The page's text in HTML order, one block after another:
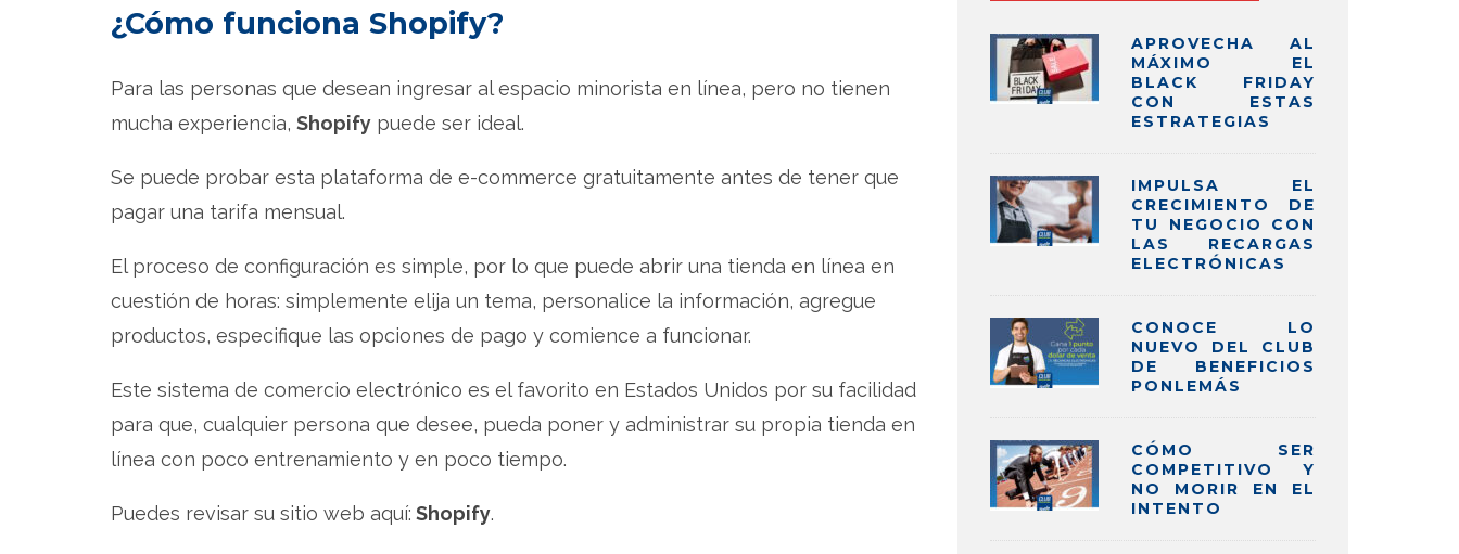
¿Cómo funciona Shopify?
Para las personas que desean ingresar al espacio minorista en línea, pero no tienen
mucha experiencia, Shopify puede ser ideal.
Se puede probar esta plataforma de e-commerce gratuitamente antes de tener que
pagar una tarifa mensual.
El proceso de configuración es simple, por lo que puede abrir una tienda en línea en
cuestión de horas: simplemente elija un tema, personalice la información, agregue
productos, especifique las opciones de pago y comience a funcionar.
Este sistema de comercio electrónico es el favorito en Estados Unidos por su facilidad
para que, cualquier persona que desee, pueda poner y administrar su propia tienda en
línea con poco entrenamiento y en poco tiempo.
Puedes revisar su sitio web aquí: Shopify.
APROVECHA AL
MÁXIMO EL
BLACK FRIDAY
CON ESTAS
ESTRATEGIAS
IMPULSA EL
CRECIMIENTO DE
TU NEGOCIO CON
LAS RECARGAS
ELECTRÓNICAS
CONOCE LO
NUEVO DEL CLUB
DE BENEFICIOS
PONLEMÁS
CÓMO SER
COMPETITIVO Y
NO MORIR EN EL
INTENTO